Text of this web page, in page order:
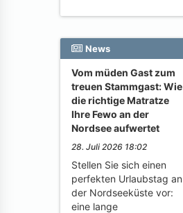
News
Vom müden Gast zum
treuen Stammgast: Wie
die richtige Matratze
Ihre Fewo an der
Nordsee aufwertet
28. Juli 2026 18:02
Stellen Sie sich einen
perfekten Urlaubstag an
der Nordseeküste vor:
eine lange